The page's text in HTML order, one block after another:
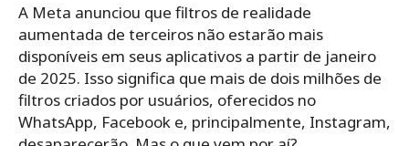
A Meta anunciou que filtros de realidade
aumentada de terceiros não estarão mais
disponíveis em seus aplicativos a partir de janeiro
de 2025. Isso significa que mais de dois milhões de
filtros criados por usuários, oferecidos no
WhatsApp, Facebook e, principalmente, Instagram,